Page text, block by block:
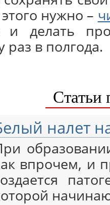
нужно –
делать
раз в полгода.
Статьи
налет
впрочем, и